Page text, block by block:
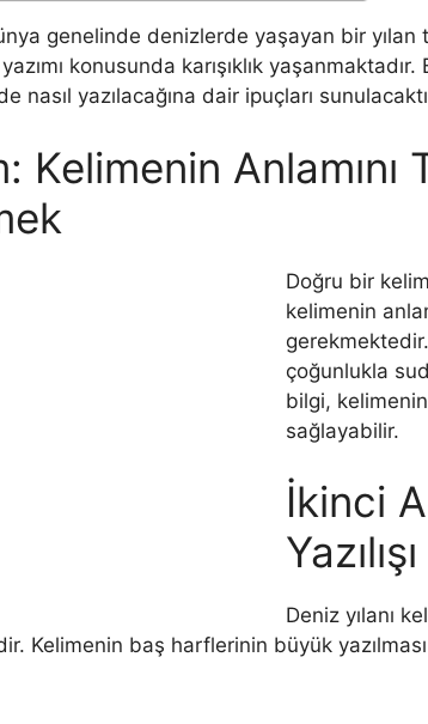
genelinde denizlerde yaşayan bir
yazımı konusunda karışıklık
nasıl yazılacağına dair ipuçları
Kelimenin Anlamını
Doğru bir
kelimenin
çoğunlukla
bilgi, kelimenin
sağlayabilir.
İkinci
Yazılışı
Deniz yılanı
Kelimenin baş harflerinin büyük